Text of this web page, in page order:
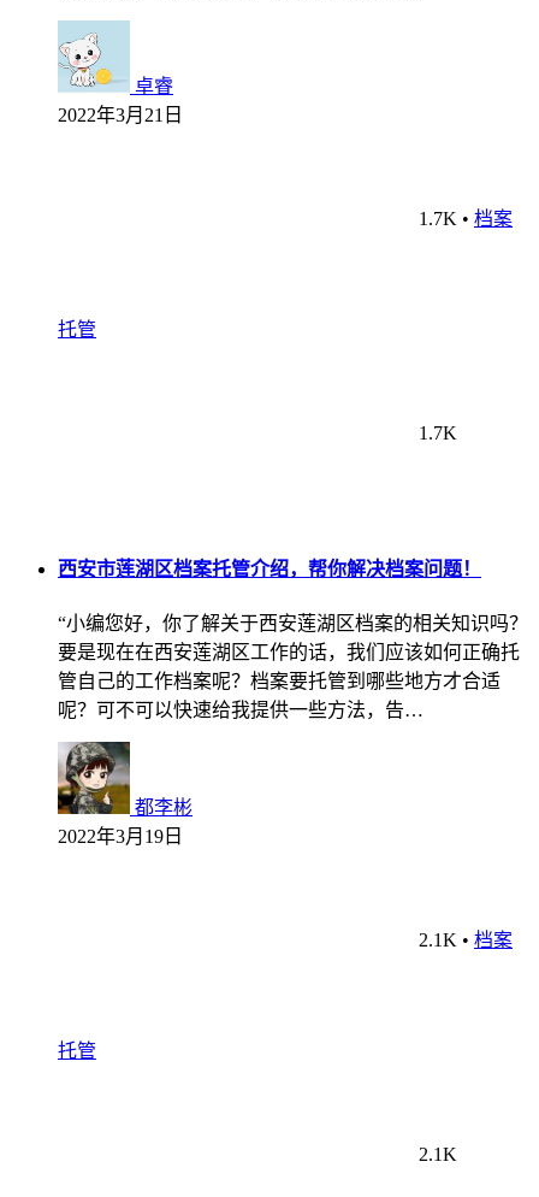
卓睿
2022年3月21日
1.7K • 档案
托管
1.7K
西安市莲湖区档案托管介绍，帮你解决档案问题！
“小编您好，你了解关于西安莲湖区档案的相关知识吗？
要是现在在西安莲湖区工作的话，我们应该如何正确托
管自己的工作档案呢？档案要托管到哪些地方才合适
呢？可不可以快速给我提供一些方法，告…
都李彬
2022年3月19日
2.1K • 档案
托管
2.1K